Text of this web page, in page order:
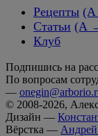
Рецепты
Статьи (А
Клуб
Подпишись на
По вопросам
—
© 2008-2026,
Дизайн —
Вёрстка —